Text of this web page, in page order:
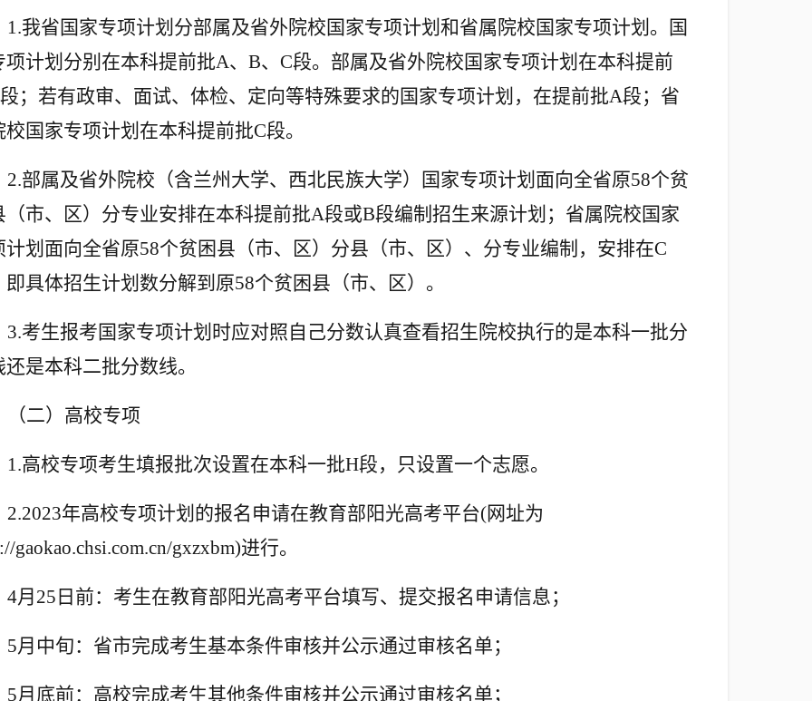
1.我省国家专项计划分部属及省外院校国家专项计划和省属院校国家专项计划。国
项计划分别在本科提前批A、B、C段。部属及省外院校国家专项计划在本科提前
；若有政审、面试、体检、定向等特殊要求的国家专项计划，在提前批A段；省
校国家专项计划在本科提前批C段。
2.部属及省外院校（含兰州大学、西北民族大学）国家专项计划面向全省原58个贫
（市、区）分专业安排在本科提前批A段或B段编制招生来源计划；省属院校国家
计划面向全省原58个贫困县（市、区）分县（市、区）、分专业编制，安排在C
即具体招生计划数分解到原58个贫困县（市、区）。
3.考生报考国家专项计划时应对照自己分数认真查看招生院校执行的是本科一批分
还是本科二批分数线。
（二）高校专项
1.高校专项考生填报批次设置在本科一批H段，只设置一个志愿。
2.2023年高校专项计划的报名申请在教育部阳光高考平台(网址为
gaokao.chsi.com.cn/gxzxbm)进行。
4月25日 前：考生在教育部阳光高考平台填写、提交报名申请信息；
5月中旬：省市完成考生基本条件审核并公示通过审核名单；
5月底前：高校完成考生其他条件审核并公示通过审核名单；